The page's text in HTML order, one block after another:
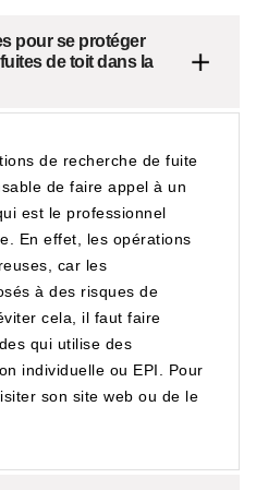
pour se protéger
de toit dans la
de recherche de fuite
de faire appel à un
est le professionnel
En effet, les opérations
car les
à des risques de
cela, il faut faire
qui utilise des
individuelle ou EPI. Pour
son site web ou de le